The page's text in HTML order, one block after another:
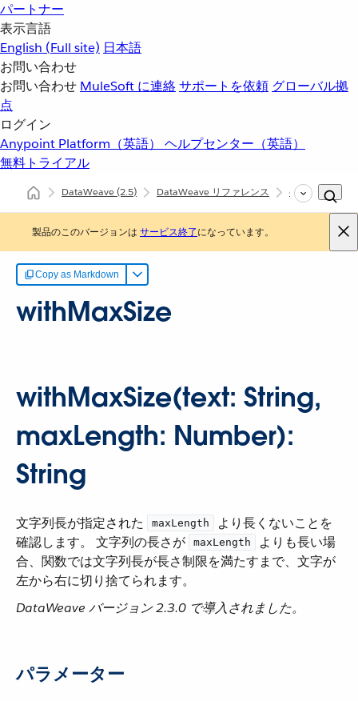
パートナー
表示言語
English (Full site) 日本語
お問い合わせ
お問い合わせ MuleSoft に連絡サポートを依頼 グローバル拠
点
ログイン
Anypoint Platform（英語） ヘルプセンター（英語）
無料トライアル
DataWeave(2.5) DataWeave リファレンス
製品のこのバージョンは サービス終了になっています。
Copy as Markdown
withMaxSize
withMaxSize(text: String,
maxLength: Number):
String
文字列長が指定された ​ maxLength
​ より長くないことを
確認します。 文字列の長さが ​
maxLength
​ よりも長い場
合、関数では文字列長が長さ制限を満たすまで、文字が
左から右に切り捨てられます。
DataWeave バージョン 2.3.0 で導入されました。
パラメーター